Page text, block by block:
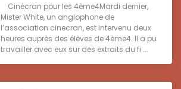
Cinécran pour les 4ème4Mardi dernier,
Mister White, un anglophone de
l’association cinecran, est intervenu deux
heures auprès des élèves de 4ème4. Il a pu
travailler avec eux sur des extraits du fi ...